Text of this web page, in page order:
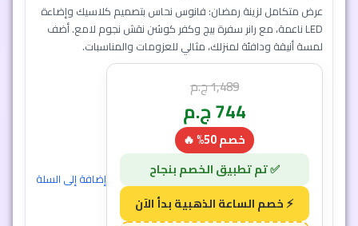
عرض متكامل لزينة رمضان: فانوس نحاس بتصميم كلاسيك وإضاءة
LED ناعمة، مع رانر سفرة بيج وكفر كوشن نقش نجوم لامع. أضف
لمسة أنيقة ودافئة لمنزلك، مثالي للعزومات والمناسبات.
1,489ج.م
744ج.م
خصم 50% 🔥
إضافة إلى السلة